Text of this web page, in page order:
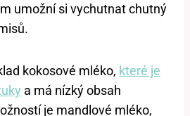
umožní si vychutnat chutný
kokosové mléko, které je
a má nízký obsah
je mandlové mléko,